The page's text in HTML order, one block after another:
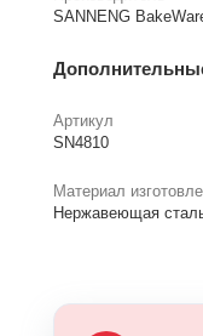
SANNENG
Артикул
SN4810
Материал
Нержавеющая